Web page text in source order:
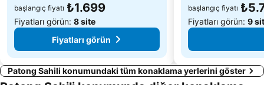
başlangıç fiyatı ₺1.699
Fiyatları görün: 8 site
Fiyatları görün
başlangıç fiyatı
Fiyatları görün: 9
Patong Sahili konumundaki tüm konaklama yerlerini göster